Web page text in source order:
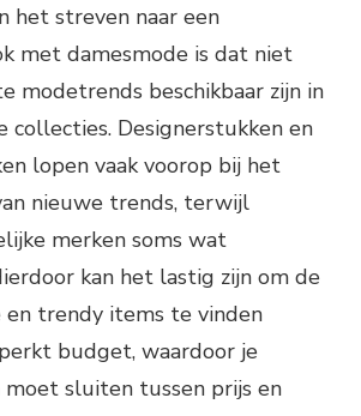
het streven naar een
met damesmode is dat niet
modetrends beschikbaar zijn in
collecties. Designerstukken en
lopen vaak voorop bij het
nieuwe trends, terwijl
merken soms wat
kan het lastig zijn om de
trendy items te vinden
budget, waardoor je
moet sluiten tussen prijs en